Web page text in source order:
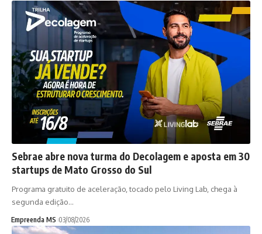
Sebrae abre nova turma do Decolagem e aposta em 30
startups de Mato Grosso do Sul
Programa gratuito de aceleração, tocado pelo Living Lab, chega à
segunda edição…
Empreenda MS 03/08/2026